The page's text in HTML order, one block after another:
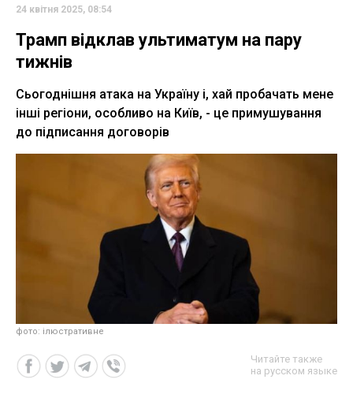
24 квітня 2025, 08:54
Трамп відклав ультиматум на пару
тижнів
Сьогоднішня атака на Україну і, хай пробачать мене
інші регіони, особливо на Київ, - це примушування
до підписання договорів
фото: ілюстративне
Читайте также
на русском языке